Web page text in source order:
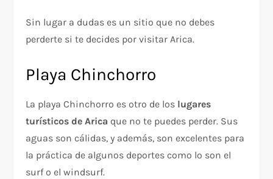
Sin lugar a dudas es un sitio que no debes
perderte si te decides por visitar Arica.
Playa Chinchorro
La playa Chinchorro es otro de los lugares
turísticos de Arica que no te puedes perder. Sus
aguas son cálidas, y además, son excelentes para
la práctica de algunos deportes como lo son el
surf o el windsurf.